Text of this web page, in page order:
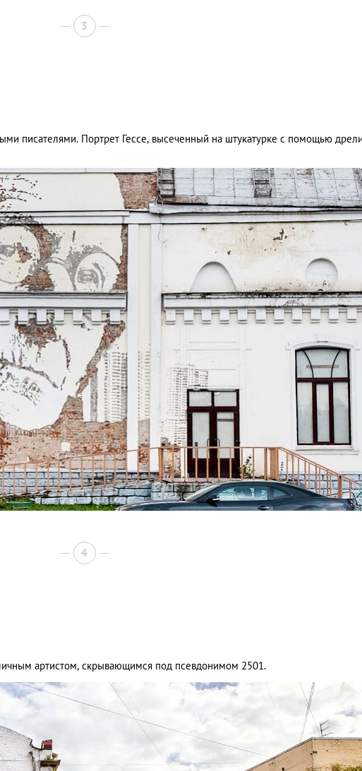
3
писателями. Портрет Гессе, высеченный на штукатурке с помощью
4
артистом, скрывающимся под псевдонимом 2501.